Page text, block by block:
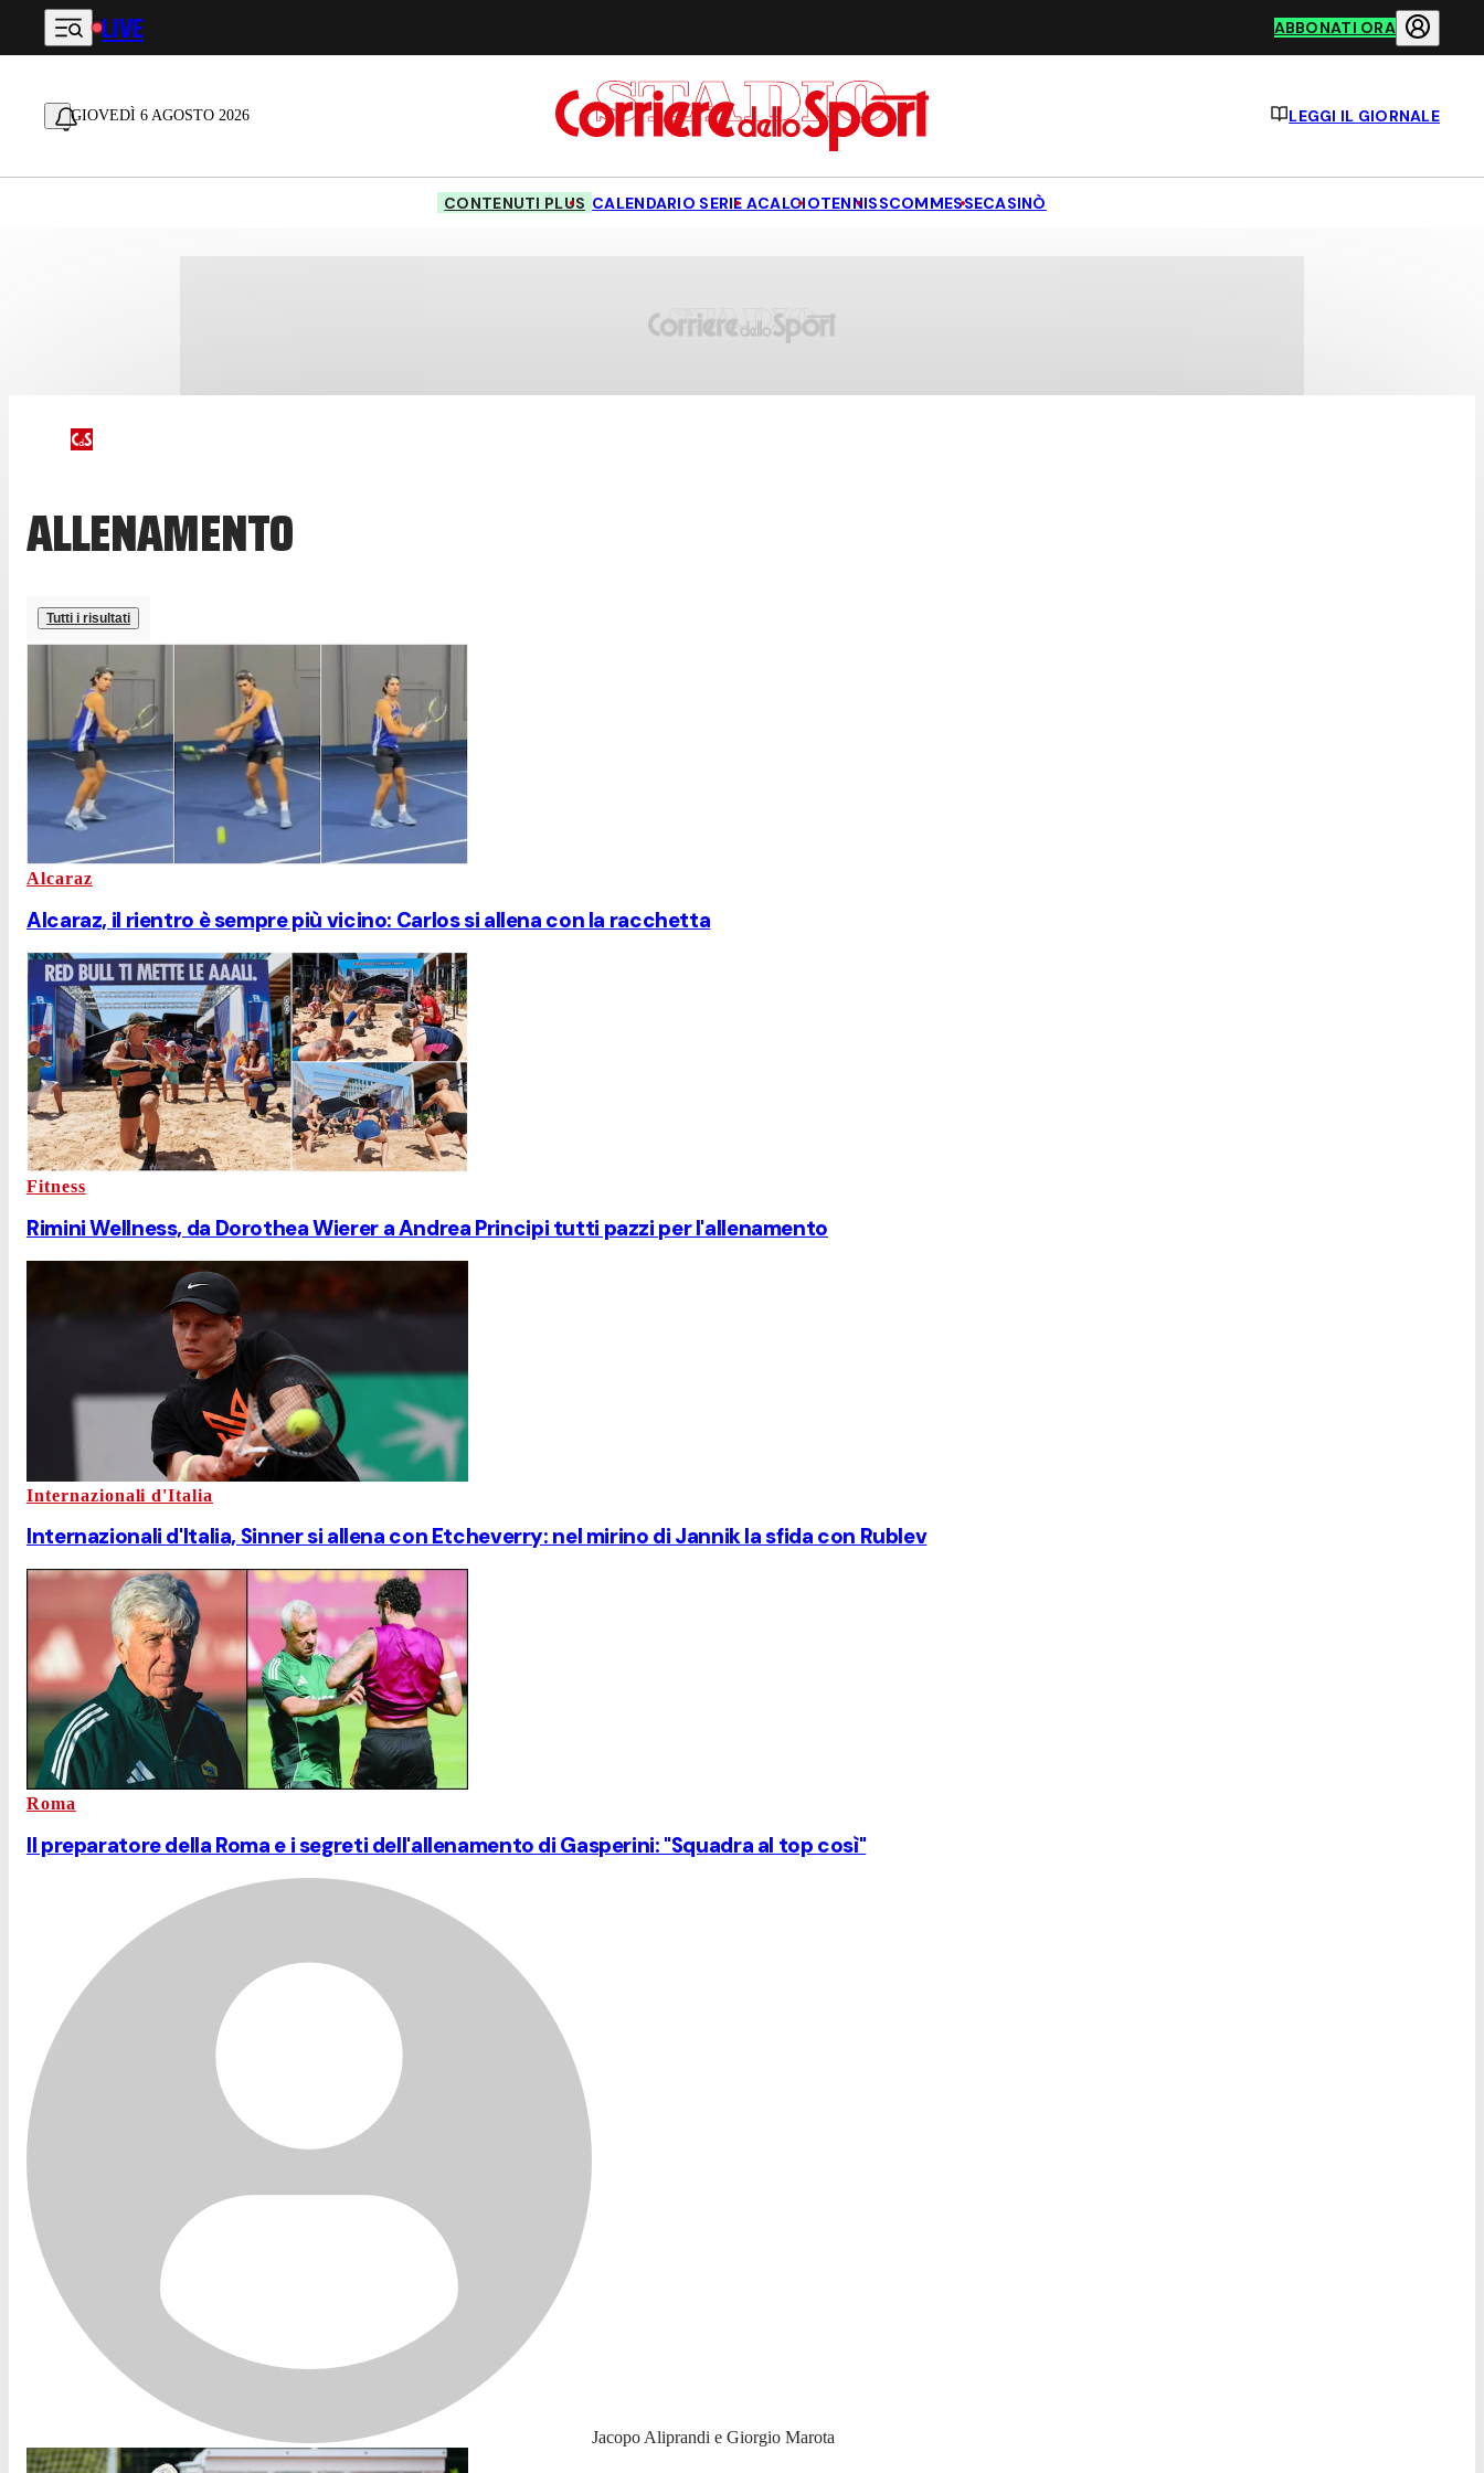
Vai al contenuto principale
LIVE ABBONATI ORA
GIOVEDÌ 6 AGOSTO 2026 LEGGI IL GIORNALE
CONTENUTI PLUS CALENDARIO SERIE ACALCIOTENNISSCOMMESSECASINÒ
ALLENAMENTO
Tutti i risultati
Alcaraz
Alcaraz, il rientro è sempre più vicino: Carlos si allena con la racchetta
Fitness
Rimini Wellness, da Dorothea Wierer a Andrea Principi tutti pazzi per l'allenamento
Internazionali d'Italia
Internazionali d'Italia, Sinner si allena con Etcheverry: nel mirino di Jannik la sfida con Rublev
Roma
Il preparatore della Roma e i segreti dell'allenamento di Gasperini: "Squadra al top così"
Jacopo Aliprandi e Giorgio Marota